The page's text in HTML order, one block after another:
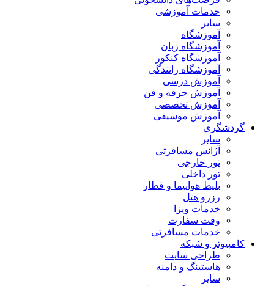
خدمات آموزشی
سایر
آموزشگاه
آموزشگاه زبان
آموزشگاه کنکور
آموزشگاه رانندگی
آموزش درسی
آموزش حرفه و فن
آموزش تخصصی
آموزش موسیقی
گردشگری
سایر
آژانس مسافرتی
تور خارجی
تور داخلی
بلیط هواپیما و قطار
رزرو هتل
خدمات ویزا
وقت سفارت
خدمات مسافرتی
کامپیوتر و شبکه
طراحی سایت
هاستینگ و دامنه
سایر